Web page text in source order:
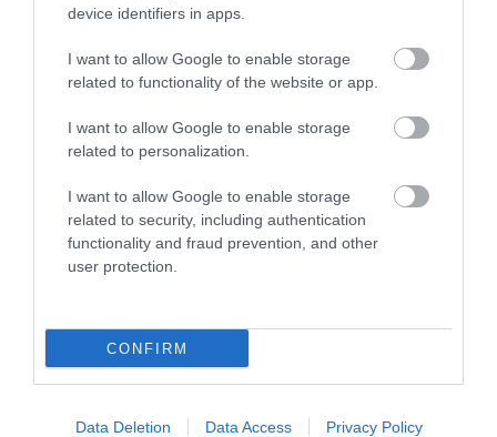
device identifiers in apps.
I want to allow Google to enable storage
related to functionality of the website or app.
I want to allow Google to enable storage
related to personalization.
I want to allow Google to enable storage
related to security, including authentication
functionality and fraud prevention, and other
user protection.
CONFIRM
Data Deletion Data Access Privacy Policy
HŐKUPOLA SZORÍTÁSÁBAN
MAGYARORSZÁG: ÍGY VISELI
2026. AUGUSZTUS 03.
A HŐSÉG 75 FELETT NEM
VÉSZJELZÉS: ÍGY VÉDD
MAGAD KÁNIKULÁBAN
2026. JÚLIUS 30.